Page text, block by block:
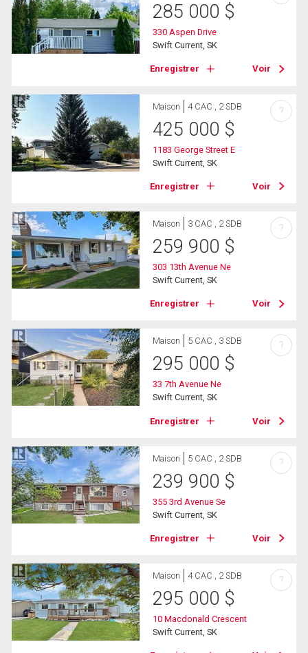
285 000 $
330 Aspen Drive
Swift Current, SK
Enregistrer Voir
Maison 4 CAC , 2 SDB
425 000 $
1183 George Street E
Swift Current, SK
Enregistrer Voir
?
Maison 3 CAC , 2 SDB
259 900 $
303 13th Avenue Ne
Swift Current, SK
Enregistrer Voir
?
Maison 5 CAC , 3 SDB
295 000 $
33 7th Avenue Ne
Swift Current, SK
Enregistrer Voir
?
Maison 5 CAC , 2 SDB
239 900 $
355 3rd Avenue Se
Swift Current, SK
Enregistrer Voir
?
Maison 4 CAC , 2 SDB
295 000 $
10 Macdonald Crescent
Swift Current, SK
?